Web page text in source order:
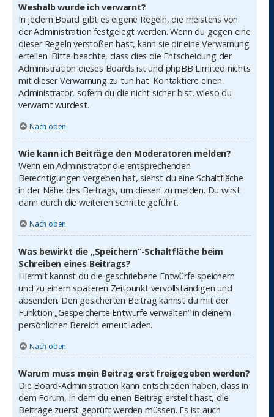
Weshalb wurde ich verwarnt?
In jedem Board gibt es eigene Regeln, die meistens von
der Administration festgelegt werden. Wenn du gegen eine
dieser Regeln verstoßen hast, kann sie dir eine Verwarnung
erteilen. Bitte beachte, dass dies die Entscheidung der
Administration dieses Boards ist und phpBB Limited nichts
mit dieser Verwarnung zu tun hat. Kontaktiere einen
Administrator, sofern du die nicht sicher bist, wieso du
verwarnt wurdest.
Nach oben
Wie kann ich Beiträge den Moderatoren melden?
Wenn ein Administrator die entsprechenden
Berechtigungen vergeben hat, siehst du eine Schaltfläche
in der Nähe des Beitrags, um diesen zu melden. Du wirst
dann durch die weiteren Schritte geführt.
Nach oben
Was bewirkt die „Speichern“-Schaltfläche beim
Schreiben eines Beitrags?
Hiermit kannst du die geschriebene Entwürfe speichern
und zu einem späteren Zeitpunkt vervollständigen und
absenden. Den gesicherten Beitrag kannst du mit der
Funktion „Gespeicherte Entwürfe verwalten“ in deinem
persönlichen Bereich erneut laden.
Nach oben
Warum muss mein Beitrag erst freigegeben werden?
Die Board-Administration kann entschieden haben, dass in
dem Forum, in dem du einen Beitrag erstellt hast, die
Beiträge zuerst geprüft werden müssen. Es ist auch